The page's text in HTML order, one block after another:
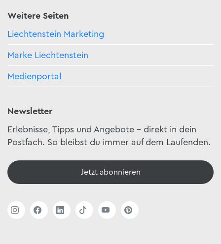
Weitere Seiten
Liechtenstein Marketing
Marke Liechtenstein
Medienportal
Newsletter
Erlebnisse, Tipps und Angebote – direkt in dein
Postfach. So bleibst du immer auf dem Laufenden.
Jetzt abonnieren